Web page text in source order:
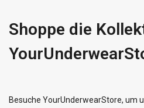
Shoppe die
Besuche YourUnderwearStore, um